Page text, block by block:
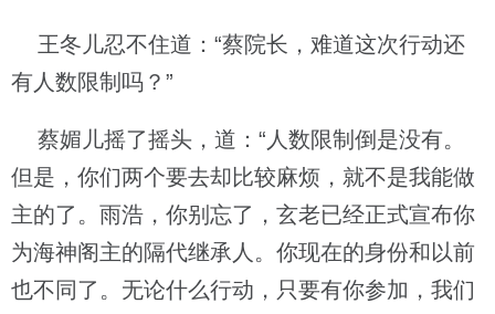
王冬儿忍不住道：“蔡院长，难道这次行动还
有人数限制吗？”
蔡媚儿摇了摇头，道：“人数限制倒是没有。
但是，你们两个要去却比较麻烦，就不是我能做
主的了。雨浩，你别忘了，玄老已经正式宣布你
为海神阁主的隔代继承人。你现在的身份和以前
也不同了。无论什么行动，只要有你参加，我们